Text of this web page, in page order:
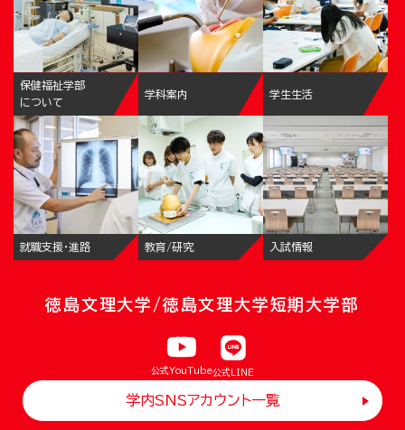
保健福祉学部
について
学科案内 学生生活
就職支援・進路 教育/研究 入試情報
徳島文理大学/徳島文理大学短期大学部
公式YouTube公式LINE
学内SNSアカウント一覧